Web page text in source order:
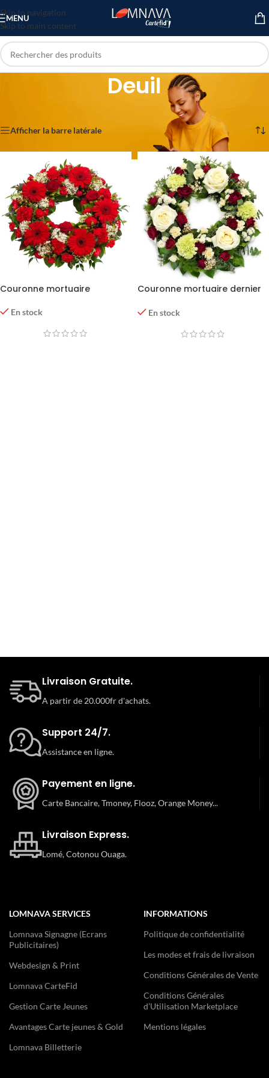
Skip to navigation
Skip to main content
MENU
Deuil
2 résultats affichés
Afficher la barre latérale
Couronne mortuaire
En stock
Couronne mortuaire dernier
En stock
Livraison Gratuite.
A partir de 20.000fr d'achats.
Support 24/7.
Assistance en ligne.
Payement en ligne.
Carte Bancaire, Tmoney, Flooz, Orange Money...
Livraison Express.
Lomé, Cotonou Ouaga.
LOMNAVA SERVICES
Lomnava Signagne (Ecrans
Publicitaires)
Webdesign & Print
Lomnava CarteFid
Gestion Carte Jeunes
Avantages Carte jeunes & Gold
Lomnava Billetterie
INFORMATIONS
Politique de confidentialité
Les modes et frais de livraison
Conditions Générales de Vente
Conditions Générales
d’Utilisation Marketplace
Mentions légales